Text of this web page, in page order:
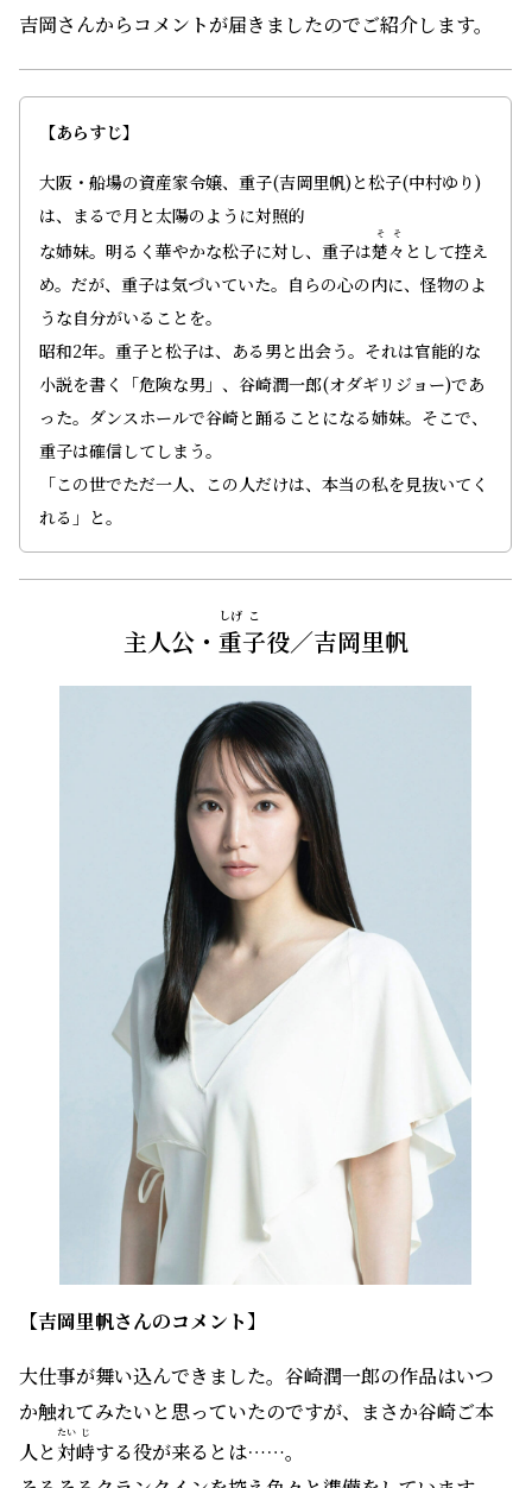
吉岡さんからコメントが届きましたのでご紹介します。
【あらすじ】
大阪・船場の資産家令嬢、重子(吉岡里帆)と松子(中村ゆり)
は、まるで月と太陽のように対照的
な姉妹。明るく華やかな松子に対し、重子は楚々
そそ
として控え
め。だが、重子は気づいていた。自らの心の内に、怪物のよ
うな自分がいることを。
昭和2年。重子と松子は、ある男と出会う。それは官能的な
小説を書く「危険な男」、谷崎潤一郎(オダギリジョー)であ
った。ダンスホールで谷崎と踊ることになる姉妹。そこで、
重子は確信してしまう。
「この世でただ一人、この人だけは、本当の私を見抜いてく
れる」と――。
主人公・ 重
しげ
子
こ
役／吉岡里帆
【吉岡里帆さんのコメント】
大仕事が舞い込んできました。谷崎潤一郎の作品はいつ
か触れてみたいと思っていたのですが、まさか谷崎ご本
人と 対
たい
峙
じ
する役が来るとは……。